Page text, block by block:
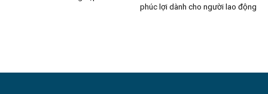
phúc lợi dành cho người lao động